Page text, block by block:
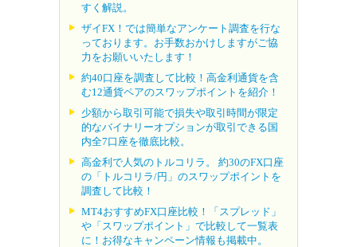
すく解説。
ザイFX！では簡単なアンケート調査を行な
っております。お手数おかけしますがご協
力をお願いいたします！
約40口座を調査して比較！高金利通貨を含
む12通貨ペアのスワップポイントを紹介！
少額から取引可能で損失や取引時間が限定
的なバイナリーオプションが取引できる国
内全7口座を徹底比較。
高金利で人気のトルコリラ。 約30のFX口座
の「トルコリラ/円」のスワップポイントを
調査して比較！
MT4おすすめFX口座比較！「スプレッド」
や「スワップポイント」で比較して一覧表
に！お得なキャンペーン情報も掲載中。